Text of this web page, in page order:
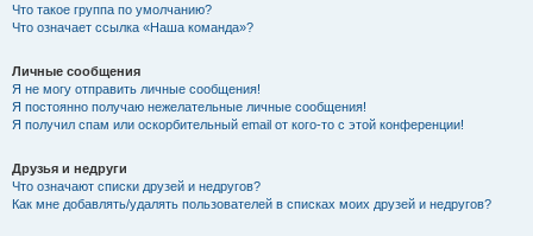
Что такое группа по умолчанию?
Что означает ссылка «Наша команда»?
Личные сообщения
Я не могу отправить личные сообщения!
Я постоянно получаю нежелательные личные сообщения!
Я получил спам или оскорбительный email от кого-то с этой конференции!
Друзья и недруги
Что означают списки друзей и недругов?
Как мне добавлять/удалять пользователей в списках моих друзей и недругов?